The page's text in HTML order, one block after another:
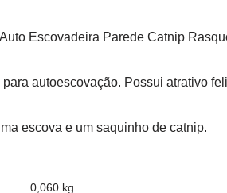
Escovadeira Parede Catnip
autoescovação. Possui atrativo
escova e um saquinho de catnip.
0,060 kg